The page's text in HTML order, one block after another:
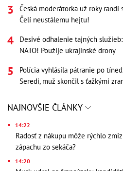
Česká moderátorka už roky randí
Čelí neustálemu hejtu!
Desivé odhalenie tajných
NATO! Použije ukrajinské drony
Polícia vyhlásila pátranie po
Seredi, muž skončil s ťažkými
NAJNOVŠIE ČLÁNKY
14:22
Radosť z nákupu môže rýchlo
zápachu zo sekáča?
14:20